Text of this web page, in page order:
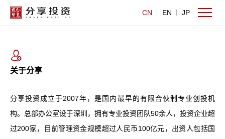
CN EN JP
关于分享
分享投资成立于2007年，是国内最早的有限合伙制专业创投机
构。总部办公室设于深圳，拥有专业投资团队50余人，投资企业超
过200家，目前管理资金规模超过人民币100亿元，出资人包括国